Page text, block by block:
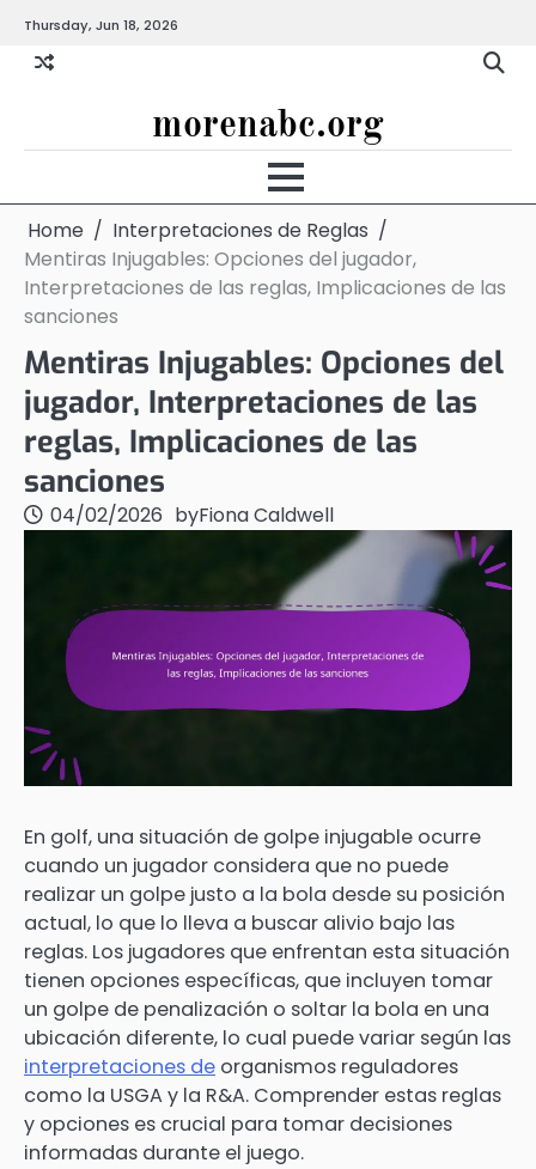
content
Thursday, Jun 18, 2026
morenabc.org
Home
Interpretaciones de Reglas
Mentiras Injugables: Opciones del jugador,
Interpretaciones de las reglas, Implicaciones de las
sanciones
Mentiras Injugables: Opciones del
jugador, Interpretaciones de las
reglas, Implicaciones de las
sanciones
04/02/2026 byFiona Caldwell
En golf, una situación de golpe injugable ocurre
cuando un jugador considera que no puede
realizar un golpe justo a la bola desde su posición
actual, lo que lo lleva a buscar alivio bajo las
reglas. Los jugadores que enfrentan esta situación
tienen opciones específicas, que incluyen tomar
un golpe de penalización o soltar la bola en una
ubicación diferente, lo cual puede variar según las
interpretaciones de organismos reguladores
como la USGA y la R&A. Comprender estas reglas
y opciones es crucial para tomar decisiones
informadas durante el juego.